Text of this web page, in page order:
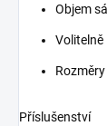
Objem
Volitelně
Příslušenství